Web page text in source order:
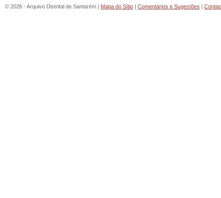
© 2026 - Arquivo Distrital de Santarém | Mapa do Sítio | Comentários e Sugestões |